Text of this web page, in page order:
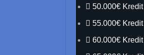
50.000€ Kredit
55.000€ Kredit
60.000€ Kredit